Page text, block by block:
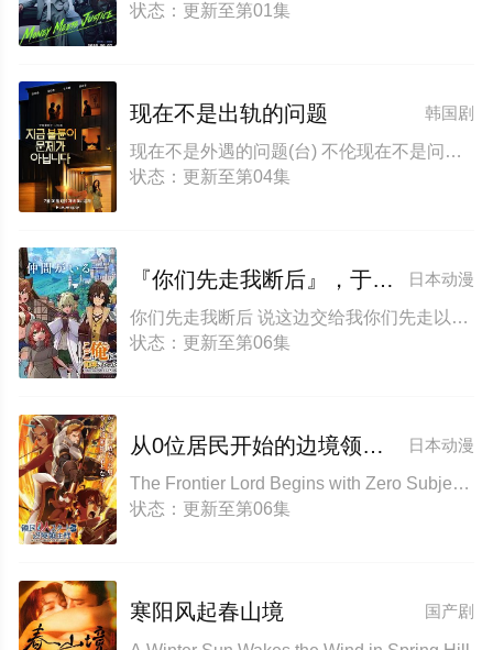
状态：更新至第01集
韩国剧
现在不是出轨的问题
现在不是外遇的问题(台) 不伦现在不是问题 现在出轨不是问题
状态：更新至第04集
日本动漫
『你们先走我断后』，于是10年后我成为了传说
你们先走我断后 说这边交给我你们先走以后十年过去成了传说。 I Became a Legend after My 10 Year-Long Last Stand
状态：更新至第06集
日本动漫
从0位居民开始的边境领主大人
The Frontier Lord Begins with Zero Subjects
状态：更新至第06集
国产剧
寒阳风起春山境